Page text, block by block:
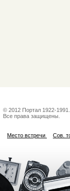
© 2012 Портал 1922-1991.
Все права защищены.
Место встречи Сов.